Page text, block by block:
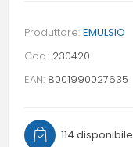
Produttore: EMULSIO
Cod.: 230420
EAN: 8001990027635
114 disponibile